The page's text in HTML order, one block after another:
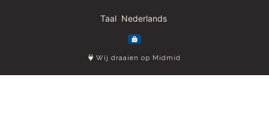
Taal
Wij draaien op Midmid